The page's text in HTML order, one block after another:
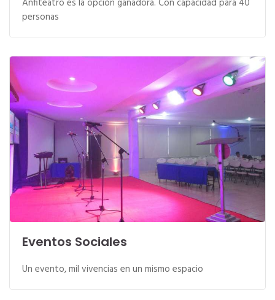
personas
Eventos Sociales
Un evento, mil vivencias en un mismo espacio